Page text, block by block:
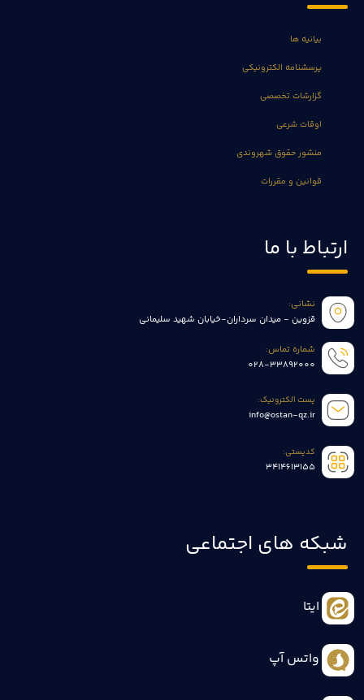
بیانیه ها
پرسشنامه الکترونیکی
گزارشات تخصصی
اوقات شرعی
منشور حقوق شهروندی
قوانین و مقررات
ارتباط با ما
نشانی:
قزوین - میدان سرداران-خیابان شهید سلیمانی
شماره تماس:
028-33892000
پست الکترونیک:
info@ostan-qz.ir
کدپستی:
3414613155
شبکه های اجتماعی
ایتا
واتس آپ